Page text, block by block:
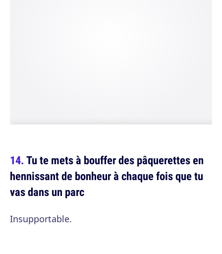
Tu te mets à bouffer des pâquerettes en
hennissant de bonheur à chaque fois que tu
vas dans un parc
Insupportable.